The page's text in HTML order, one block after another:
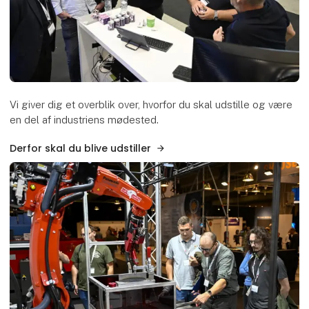
Vi giver dig et overblik over, hvorfor du skal udstille og være
en del af industriens mødested.
Derfor skal du blive udstiller